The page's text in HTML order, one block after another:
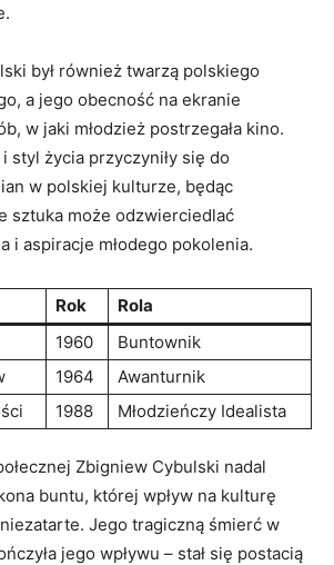
był również twarzą polskiego
a jego obecność na ekranie
w jaki młodzież postrzegała kino.
styl życia przyczyniły się do
w polskiej kulturze, będąc
sztuka może odzwierciedlać
i aspiracje młodego pokolenia.
Rok
Rola
1960
Buntownik
1964
Awanturnik
1988 Młodzieńczy Idealista
Zbigniew Cybulski nadal
buntu, której wpływ na kulturę
Jego tragiczną śmierć w
jego wpływu – stał się postacią